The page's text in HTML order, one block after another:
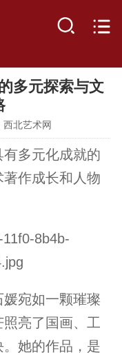
多元探索与文
北艺术网
多元化成就的
作成长和人物
宛如一颗璀璨
亮了国画、工
她的作品，是